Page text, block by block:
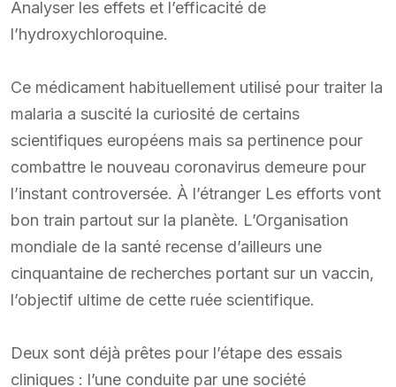
Analyser les effets et l’efficacité de
l’hydroxychloroquine.
Ce médicament habituellement utilisé pour traiter la
malaria a suscité la curiosité de certains
scientifiques européens mais sa pertinence pour
combattre le nouveau coronavirus demeure pour
l’instant controversée. À l’étranger Les efforts vont
bon train partout sur la planète. L’Organisation
mondiale de la santé recense d’ailleurs une
cinquantaine de recherches portant sur un vaccin,
l’objectif ultime de cette ruée scientifique.
Deux sont déjà prêtes pour l’étape des essais
cliniques : l’une conduite par une société